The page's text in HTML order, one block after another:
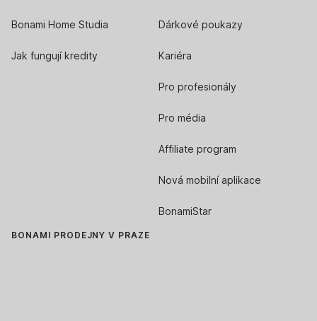
Bonami Home Studia
Jak fungují kredity
Dárkové poukazy
Kariéra
Pro profesionály
Pro média
Affiliate program
Nová mobilní aplikace
BonamiStar
BONAMI PRODEJNY V PRAZE